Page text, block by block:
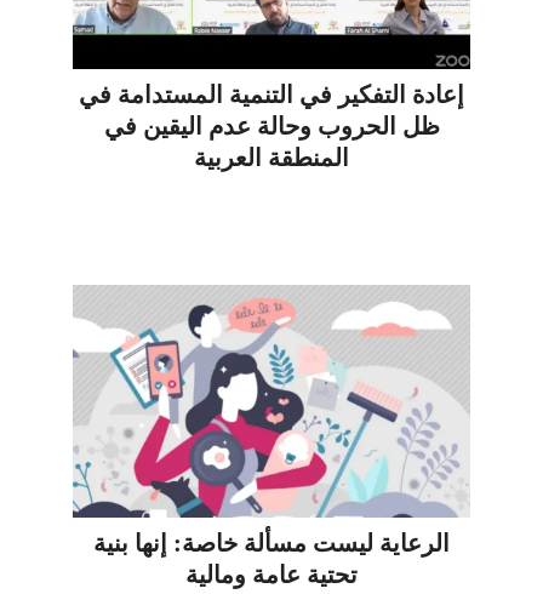
إعادة التفكير في التنمية المستدامة في
ظل الحروب وحالة عدم اليقين في
المنطقة العربية
الرعاية ليست مسألة خاصة: إنها بنية
تحتية عامة ومالية